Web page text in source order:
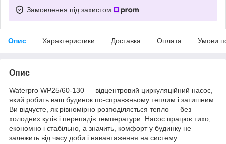
Замовлення під захистом
Опис Характеристики Доставка Оплата Умови
Опис
Waterpro WP25/60-130 — відцентровий циркуляційний насос,
який робить ваш будинок по-справжньому теплим і затишним.
Ви відчуєте, як рівномірно розподіляється тепло — без
холодних кутів і перепадів температури. Насос працює тихо,
економно і стабільно, а значить, комфорт у будинку не
залежить від часу доби і навантаження на систему.